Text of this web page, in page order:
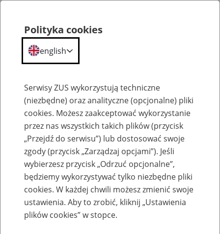
Szkolenia
Zaproś ZUS do siebie - zakładanie profili
eZUS w siedzibie Twojej firmy
Polityka cookies
english
Serwisy ZUS wykorzystują techniczne
(niezbędne) oraz analityczne (opcjonalne) pliki
cookies. Możesz zaakceptować wykorzystanie
przez nas wszystkich takich plików (przycisk
„Przejdź do serwisu”) lub dostosować swoje
zgody (przycisk „Zarządzaj opcjami”). Jeśli
wybierzesz przycisk „Odrzuć opcjonalne”,
będziemy wykorzystywać tylko niezbędne pliki
cookies. W każdej chwili możesz zmienić swoje
ustawienia. Aby to zrobić, kliknij „Ustawienia
plików cookies” w stopce.